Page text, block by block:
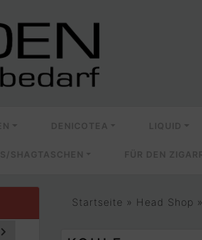
Startseite » Head Shop »